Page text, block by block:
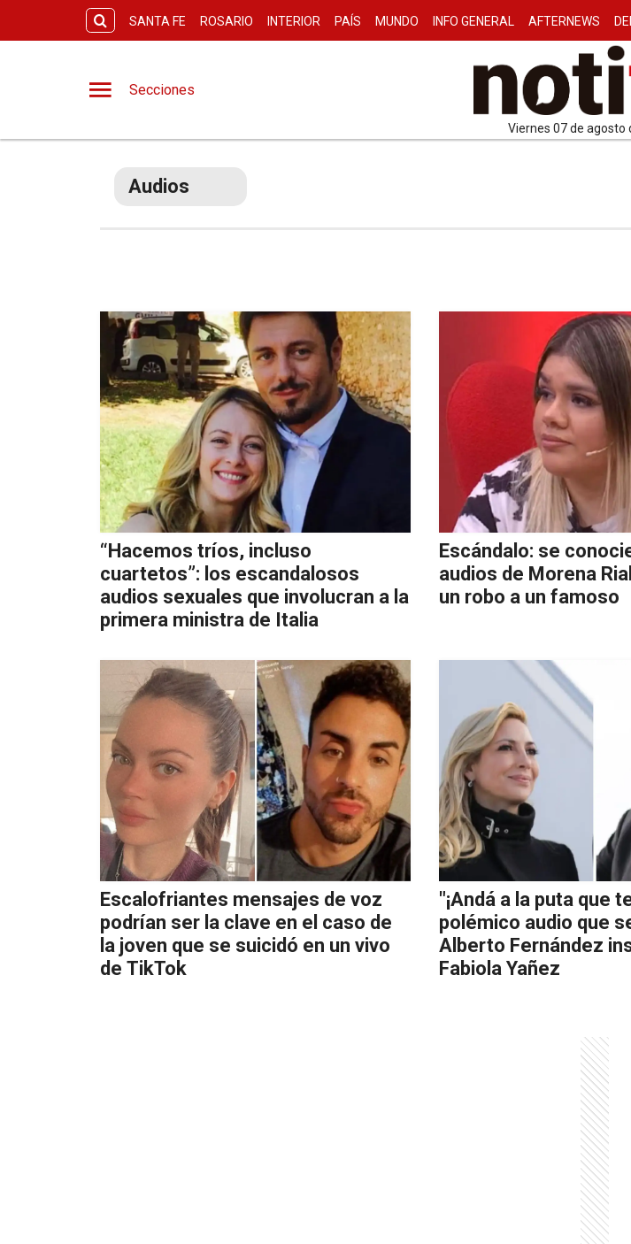
SANTA FE ROSARIO INTERIOR PAÍS MUNDO INFO GENERAL AFTERNEWS
Secciones
viernes 07 de agosto
Audios
“Hacemos tríos, incluso
cuartetos”: los escandalosos
audios sexuales que involucran a la
primera ministra de Italia
Escándalo: se
audios de Morena
un robo a un famoso
Escalofriantes mensajes de voz
podrían ser la clave en el caso de
la joven que se suicidó en un vivo
de TikTok
"¡Andá a la puta que
polémico audio que
Alberto Fernández
Fabiola Yañez